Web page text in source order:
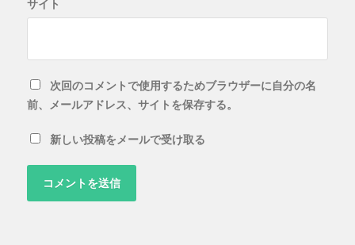
サイト
次回のコメントで使用するためブラウザーに自分の名
前、メールアドレス、サイトを保存する。
新しい投稿をメールで受け取る